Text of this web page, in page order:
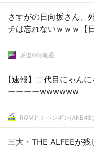
さすがの日向坂さん、
チは忘れないｗｗｗ【
坂道G情報通
【速報】二代目にゃん
ーーーーwwwwww
ROMれ！ペンギン(AKB48
三大・THE ALFEEが残